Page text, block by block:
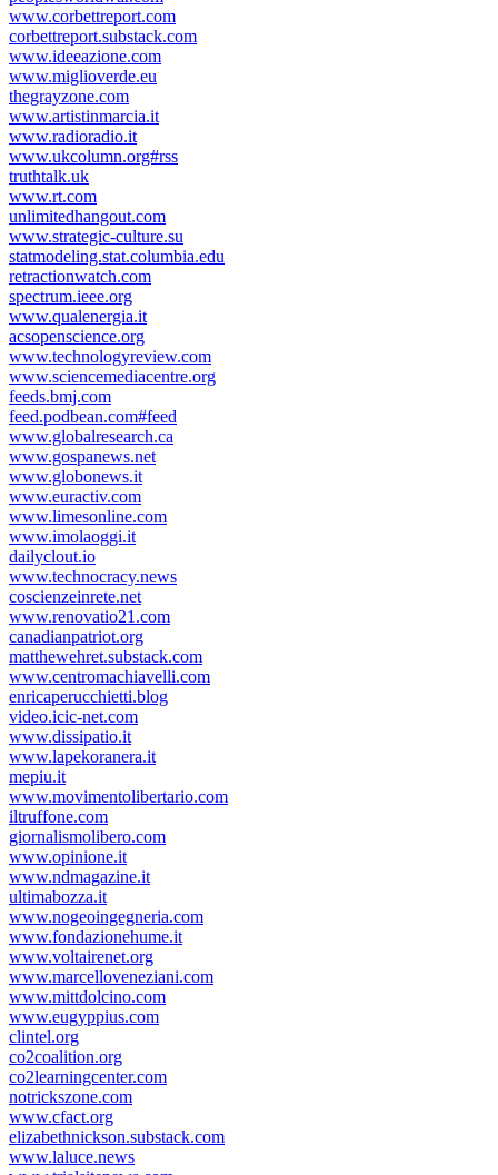
www.corbettreport.com
corbettreport.substack.com
www.ideeazione.com
www.miglioverde.eu
thegrayzone.com
www.artistinmarcia.it
www.radioradio.it
www.ukcolumn.org#rss
truthtalk.uk
www.rt.com
unlimitedhangout.com
www.strategic-culture.su
statmodeling.stat.columbia.edu
retractionwatch.com
spectrum.ieee.org
www.qualenergia.it
acsopenscience.org
www.technologyreview.com
www.sciencemediacentre.org
feeds.bmj.com
feed.podbean.com#feed
www.globalresearch.ca
www.gospanews.net
www.globonews.it
www.euractiv.com
www.limesonline.com
www.imolaoggi.it
dailyclout.io
www.technocracy.news
coscienzeinrete.net
www.renovatio21.com
canadianpatriot.org
matthewehret.substack.com
www.centromachiavelli.com
enricaperucchietti.blog
video.icic-net.com
www.dissipatio.it
www.lapekoranera.it
mepiu.it
www.movimentolibertario.com
iltruffone.com
giornalismolibero.com
www.opinione.it
www.ndmagazine.it
ultimabozza.it
www.nogeoingegneria.com
www.fondazionehume.it
www.voltairenet.org
www.marcelloveneziani.com
www.mittdolcino.com
www.eugyppius.com
clintel.org
co2coalition.org
co2learningcenter.com
notrickszone.com
www.cfact.org
elizabethnickson.substack.com
www.laluce.news